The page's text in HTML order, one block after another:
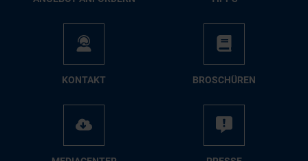
KON­TAKT BRO­SCHÜ­REN